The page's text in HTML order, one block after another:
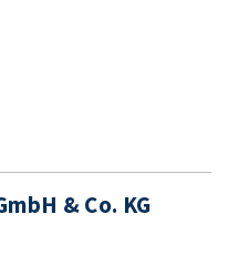
& Co. KG